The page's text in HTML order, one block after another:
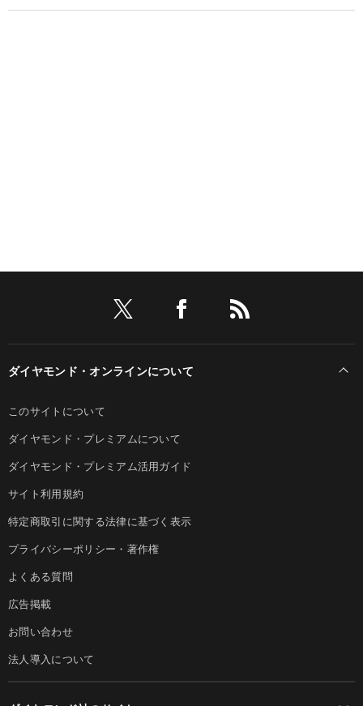
ダイヤモンド・オンラインについて
このサイトについて
ダイヤモンド・プレミアムについて
ダイヤモンド・プレミアム活用ガイド
サイト利用規約
特定商取引に関する法律に基づく表示
プライバシーポリシー・著作権
よくある質問
広告掲載
お問い合わせ
法人導入について